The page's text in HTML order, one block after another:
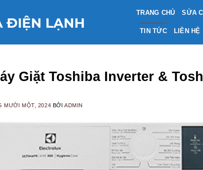
TRANG CHỦ SỬA
TIN TỨC LIÊN HỆ
Giặt Toshiba Inverter &
MƯỜI MỘT, 2024 BỞI ADMIN